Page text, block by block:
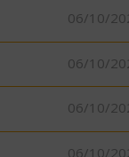
06/10/
06/10/
06/10/
06/10/